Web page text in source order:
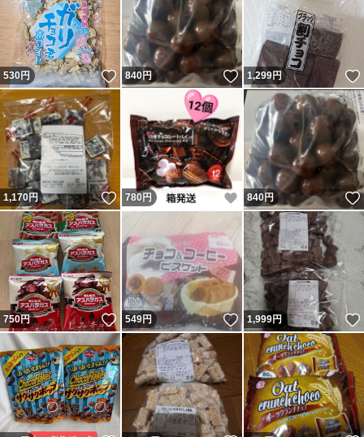
530円 いいね！
840円 いいね！
1,299円
1,170円 いいね！
780 円 いいね！
840円
750円 いいね！
549円 いいね！
1,999円